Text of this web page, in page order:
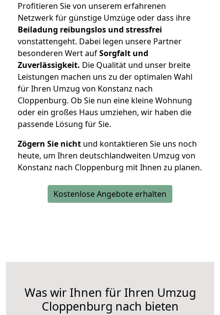
Profitieren Sie von unserem erfahrenen
Netzwerk für günstige Umzüge oder dass ihre
Beiladung reibungslos und stressfrei
vonstattengeht. Dabei legen unsere Partner
besonderen Wert aufSorgfalt und
Zuverlässigkeit. Die Qualität und unser breite
Leistungen machen uns zu der optimalen Wahl
für Ihren Umzug von Konstanz nach
Cloppenburg. Ob Sie nun eine kleine Wohnung
oder ein großes Haus umziehen, wir haben die
passende Lösung für Sie.
Zögern Sie nicht und kontaktieren Sie uns noch
heute, um Ihren deutschlandweiten Umzug von
Konstanz nach Cloppenburg mit Ihnen zu planen.
Kostenlose Angebote erhalten
Was wir Ihnen für Ihren Umzug
Cloppenburg nach bieten